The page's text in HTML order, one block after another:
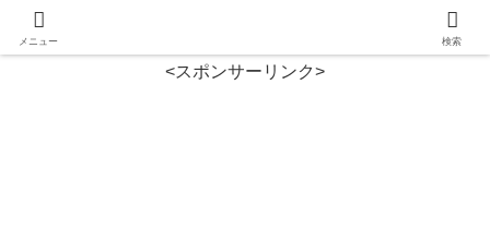
<スポンサーリンク>
メニュー 検索